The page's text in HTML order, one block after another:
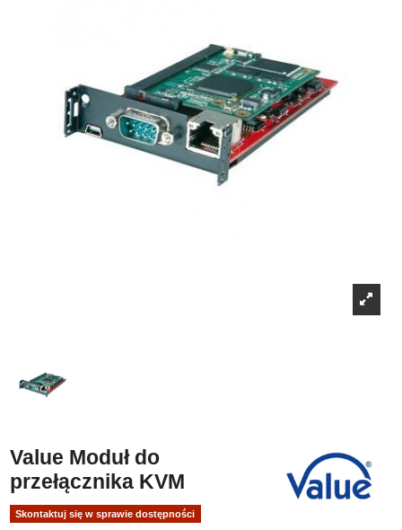
Value Moduł do
przełącznika KVM
Skontaktuj się w sprawie dostępności